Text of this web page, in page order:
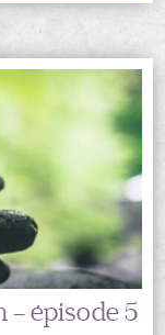
– épisode 5